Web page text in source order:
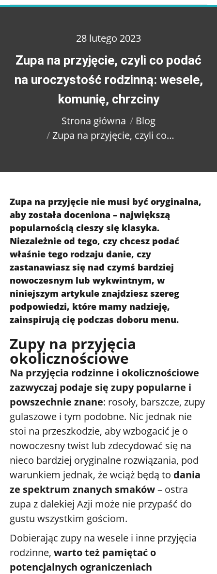
28 lutego 2023
Zupa na przyjęcie, czyli co podać
na uroczystość rodzinną: wesele,
komunię, chrzciny
Strona główna
Blog
Zupa na przyjęcie, czyli co…
Zupa na przyjęcie nie musi być oryginalna,
aby została doceniona – największą
popularnością cieszy się klasyka.
Niezależnie od tego, czy chcesz podać
właśnie tego rodzaju danie, czy
zastanawiasz się nad czymś bardziej
nowoczesnym lub wykwintnym, w
niniejszym artykule znajdziesz szereg
podpowiedzi, które mamy nadzieję,
zainspirują cię podczas doboru menu.
Zupy na przyjęcia
okolicznościowe
Na przyjęcia rodzinne i okolicznościowe
zazwyczaj podaje się zupy popularne i
powszechnie znane: rosoły, barszcze, zupy
gulaszowe i tym podobne. Nic jednak nie
stoi na przeszkodzie, aby wzbogacić je o
nowoczesny twist lub zdecydować się na
nieco bardziej oryginalne rozwiązania, pod
warunkiem jednak, że wciąż będą to dania
ze spektrum znanych smaków– ostra
zupa z dalekiej Azji może nie przypaść do
gustu wszystkim gościom.
Dobierając zupy na wesele i inne przyjęcia
rodzinne, warto też pamiętać o
potencjalnych ograniczeniach